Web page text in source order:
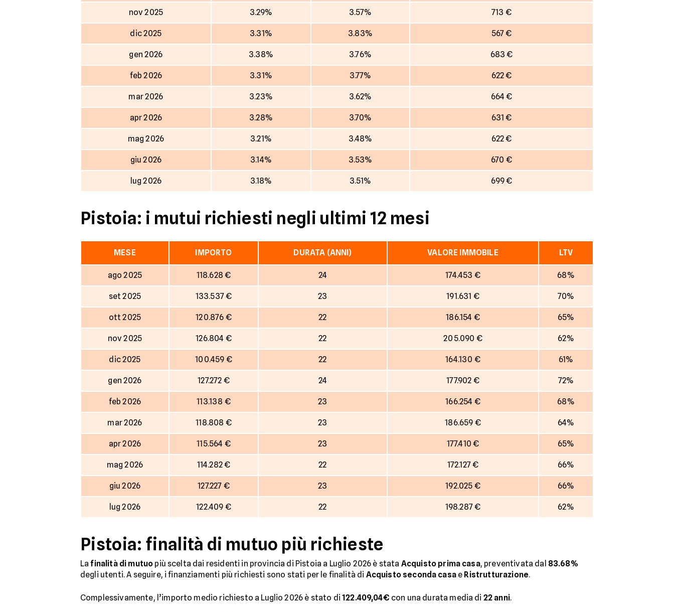
nov 2025 3.29% 3.57% 713 €
dic 2025 3.31% 3.83% 567 €
gen 2026 3.38% 3.76% 683 €
feb 2026 3.31% 3.77% 622 €
mar 2026 3.23% 3.62% 664 €
apr 2026 3.28% 3.70% 631 €
mag 2026 3.21% 3.48% 622 €
giu 2026 3.14% 3.53% 670 €
lug 2026 3.18% 3.51% 699 €
Pistoia: i mutui richiesti negli ultimi 12 mesi
MESE IMPORTO DURATA (ANNI) VALORE IMMOBILE LTV
ago 2025 118.628 € 24 174.453 € 68%
set 2025 133.537 € 23 191.631 € 70%
ott 2025 120.876 € 22 186.154 € 65%
nov 2025 126.804 € 22 205.090 € 62%
dic 2025 100.459 € 22 164.130 € 61%
gen 2026 127.272 € 24 177.902 € 72%
feb 2026 113.138 € 23 166.254 € 68%
mar 2026 118.808 € 23 186.659 € 64%
apr 2026 115.564 € 23 177.410 € 65%
mag 2026 114.282 € 22 172.127 € 66%
giu 2026 127.227 € 23 192.025 € 66%
lug 2026 122.409 € 22 198.287 € 62%
Pistoia: finalità di mutuo più richieste
Lafinalità di mutuo più scelta dai residenti in provincia di Pistoia a Luglio 2026 è stata Acquisto prima casa, preventivata dal 83.68%
degli utenti. A seguire, i finanziamenti più richiesti sono stati per le finalità di Acquisto seconda casae Ristrutturazione.
Complessivamente, l’importo medio richiesto a Luglio 2026 è stato di122.409,04€ con una durata media di 22 anni.